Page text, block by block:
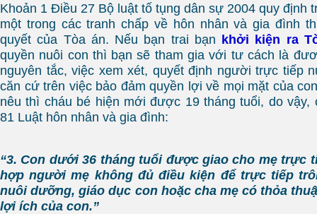
Khoản 1 Điều 27 Bộ luật tố tụng dân sự 2004 quy định
một trong các tranh chấp về hôn nhân và gia đình
quyết của Tòa án. Nếu bạn trai bạn khởi kiện ra
quyền nuôi con thì bạn sẽ tham gia với tư cách là
nguyên tắc, việc xem xét, quyết định người trực tiếp
căn cứ trên việc bảo đảm quyền lợi về mọi mặt của
nêu thì cháu bé hiện mới được 19 tháng tuổi, do
81 Luật hôn nhân và gia đình:
“3. Con dưới 36 tháng tuổi được giao cho mẹ trực
hợp người mẹ không đủ điều kiện để trực tiếp
nuôi dưỡng, giáo dục con hoặc cha mẹ có thỏa
lợi ích của con.”